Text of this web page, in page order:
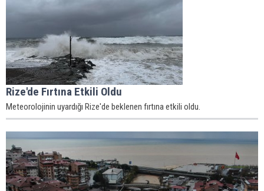
Rize'de Fırtına Etkili Oldu
Meteorolojinin uyardığı Rize'de beklenen fırtına etkili oldu.